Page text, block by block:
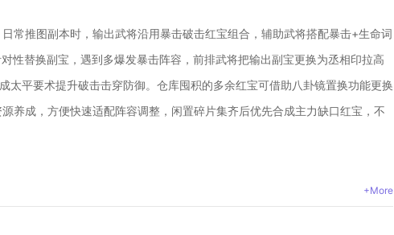
常推图副本时，输出武将沿用暴击破击红宝组合，辅助武将搭配暴击+生命词
性替换副宝，遇到多爆发暴击阵容，前排武将把输出副宝更换为丞相印拉高
太平要术提升破击击穿防御。仓库囤积的多余红宝可借助八卦镜置换功能更换
养成，方便快速适配阵容调整，闲置碎片集齐后优先合成主力缺口红宝，不
+More